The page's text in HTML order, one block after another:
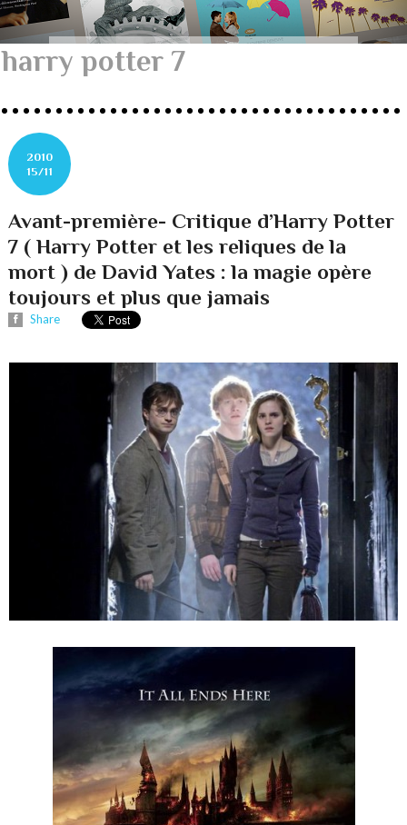
harry potter 7
2010
15/11
Avant-première- Critique d’Harry Potter
7 ( Harry Potter et les reliques de la
mort ) de David Yates : la magie opère
toujours et plus que jamais
Share